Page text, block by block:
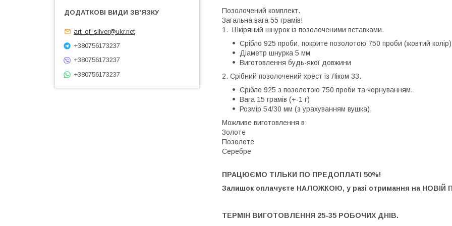
Позолочений комплект.
Загальна вага 55 грамів!
1️. Шкіряний шнурок із позолоченими вставками.
Срібло 925 проби, покрите позолотою 750 проби (жовтий колір)
Діаметр шнурка 5 мм
Виготовлення будь-якої довжини
2️. Срібний позолочений хрест із Ліком 33.
Срібло 925 з позолотою 750 проби та чорнуванням.
Вага 15 грамів (+-1 г)
Розмір 54/30 мм (з урахуванням вушка).
Можливе виготовлення в:
Золоте
Позолоте
Серебре
ПРАЦЮЄМО ТІЛЬКИ ПО ПРЕДОПЛАТІ 50%!
Залишок оплачуєте НАЛОЖКОЮ, у разі отримання на НОВІЙ
ТЕРМІН ВИГОТОВЛЕННЯ 25-35 РОБОЧИХ ДНІВ.
art_of_silver@ukr.net
+380756173237
+380756173237
+380756173237